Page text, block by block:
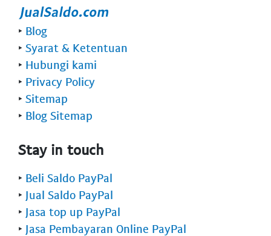
‣ Blog
‣ Syarat & Ketentuan
‣ Hubungi kami
‣ Privacy Policy
‣ Sitemap
‣ Blog Sitemap
Stay in touch
‣ Beli Saldo PayPal
‣ Jual Saldo PayPal
‣ Jasa top up PayPal
‣ Jasa Pembayaran Online PayPal